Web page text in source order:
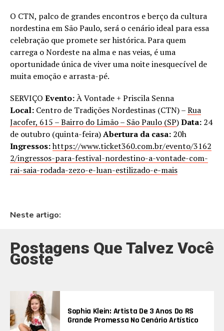
O CTN, palco de grandes encontros e berço da cultura
nordestina em São Paulo, será o cenário ideal para essa
celebração que promete ser histórica. Para quem
carrega o Nordeste na alma e nas veias, é uma
oportunidade única de viver uma noite inesquecível de
muita emoção e arrasta-pé.
SERVIÇO Evento:À Vontade + Priscila Senna
Local: Centro de Tradições Nordestinas (CTN) –Rua
Jacofer, 615 – Bairro do Limão – São Paulo (SP)Data: 24
de outubro (quinta-feira)Abertura da casa: 20h
Ingressos:https://www.ticket360.com.br/evento/3162
2/ingressos-para-festival-nordestino-a-vontade-com-
rai-saia-rodada-zezo-e-luan-estilizado-e-mais
Neste artigo:
Postagens Que Talvez Você
Goste
Sophia Klein: Artista De 3 Anos Do RS
Grande Promessa No Cenário Artístico